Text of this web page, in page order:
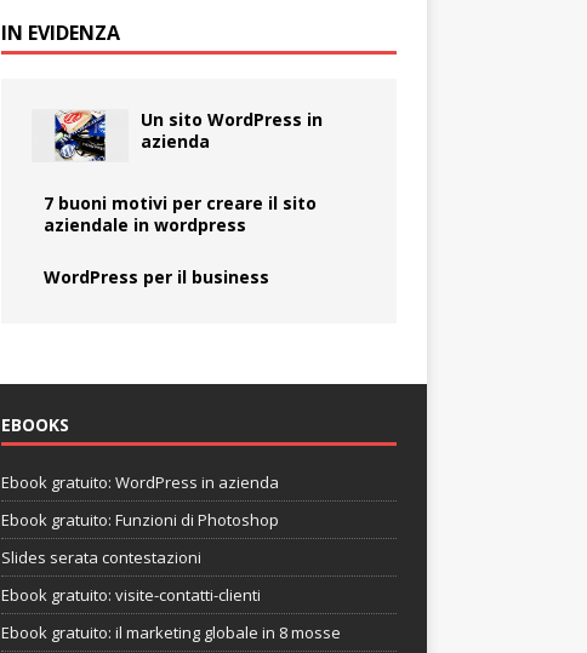
IN EVIDENZA
Un sito WordPress in
azienda
7 buoni motivi per creare il sito
aziendale in wordpress
WordPress per il business
EBOOKS
Ebook gratuito: WordPress in azienda
Ebook gratuito: Funzioni di Photoshop
Slides serata contestazioni
Ebook gratuito: visite-contatti-clienti
Ebook gratuito: il marketing globale in 8 mosse